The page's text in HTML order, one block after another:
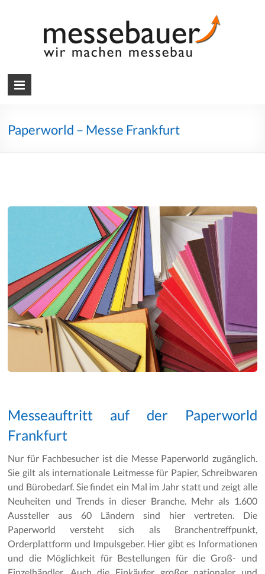
Messebauer
Wir
machen
Paperworld – Messe Frankfurt
Messeauftritt auf der Paperworld
Frankfurt
Nur für Fachbesucher ist die Messe Paperworld zugänglich.
Sie gilt als internationale Leitmesse für Papier, Schreibwaren
und Bürobedarf. Sie findet ein Mal im Jahr statt und zeigt alle
Neuheiten und Trends in dieser Branche. Mehr als 1.600
Aussteller aus 60 Ländern sind hier vertreten. Die
Paperworld versteht sich als Branchentreffpunkt,
Orderplattform und Impulsgeber. Hier gibt es Informationen
und die Möglichkeit für Bestellungen für die Groß- und